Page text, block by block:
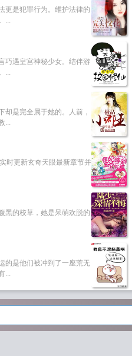
更是犯罪行为。维护法律的
...
巧遇皇宫神秘少女。结伴游
...
却是完全属于她的。人前，
...
时更新玄奇天眼最新章节并
黑的校草，她是呆萌欢脱的
的是他们被冲到了一座荒无
...